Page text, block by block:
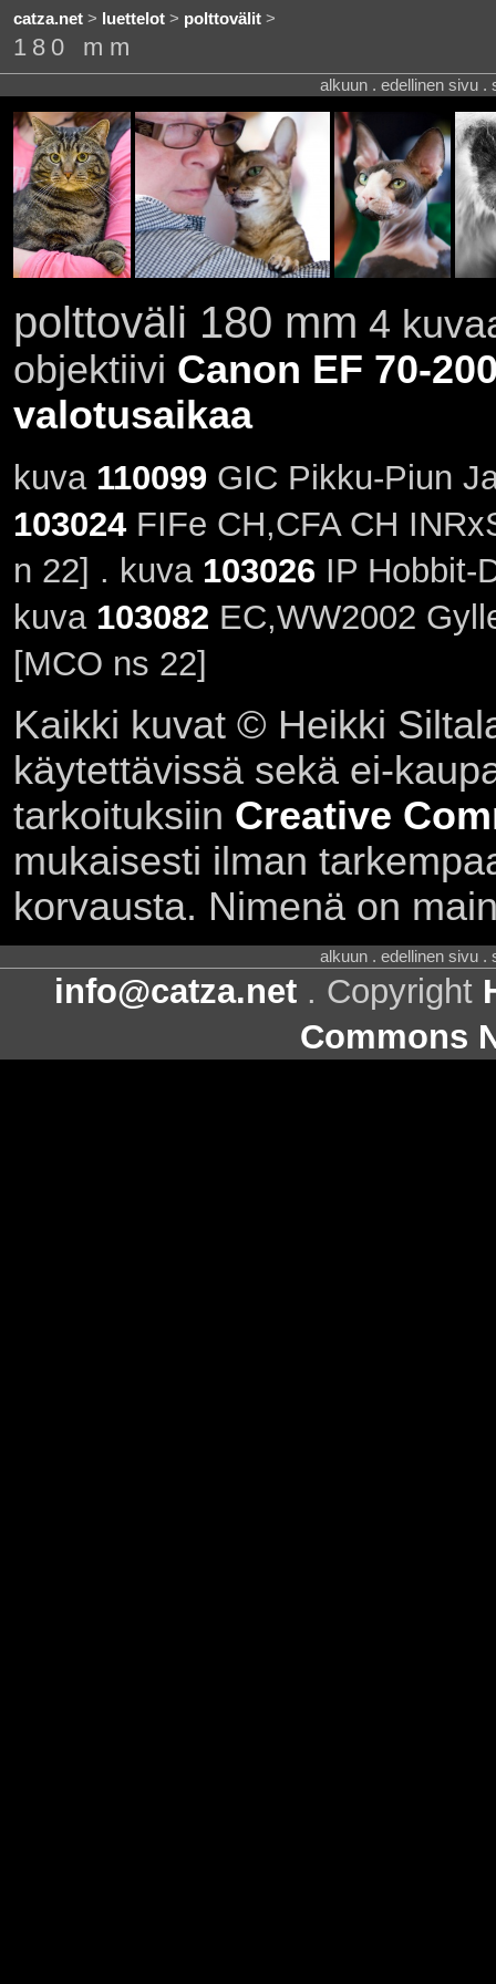
catza.net> luettelot> polttovälit>
180 mm
alkuun . edellinen sivu .
polttoväli 180 mm 4
objektiivi Canon EF 70-
valotusaikaa
kuva 110099 GIC Pikku-Piun
103024FIFe CH,CFA CH
n 22] . kuva 103026IP Hobbit-
kuva 103082 EC,WW2002
[MCO ns 22]
Kaikki kuvat © Heikki
käytettävissä sekä ei-
tarkoituksiin Creative
mukaisesti ilman
korvausta. Nimenä on
alkuun . edellinen sivu .
info@catza.net . Copyright
Commons